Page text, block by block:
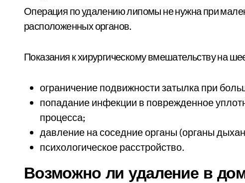
Операция по удалению липомы не нужна при
расположенных органов.
Показания к хирургическому вмешательству на
ограничение подвижности затылка при
попадание инфекции в поврежденное
процесса;
давление на соседние органы (органы
психологическое расстройство.
Возможно ли удаление в